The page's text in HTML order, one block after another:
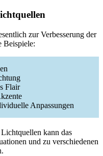
zur Verbesserung der
Beispiele:
Flair
Anpassungen
kann das
und zu verschiedenen